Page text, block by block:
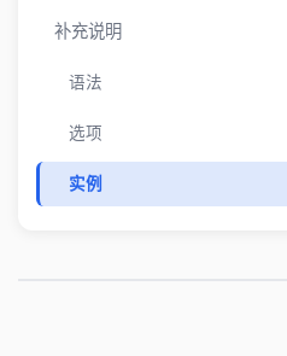
补充说明
语法
选项
实例